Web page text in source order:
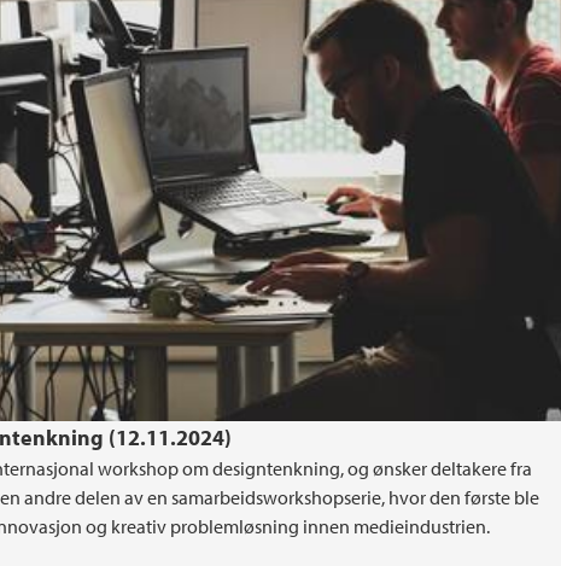
(12.11.2024)
workshop om designtenkning, og ønsker deltakere fra
andre delen av en samarbeidsworkshopserie, hvor den første ble
og kreativ problemløsning innen medieindustrien.